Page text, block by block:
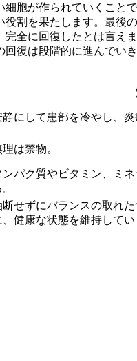
胞が作られていくこと
割を果たします。最後の
全に回復したとは言え
復は段階的に進んでい
静にして患部を冷やし、炎
は禁物。
ンパク質やビタミン、ミ
断せずにバランスの取れ
、健康な状態を維持してい